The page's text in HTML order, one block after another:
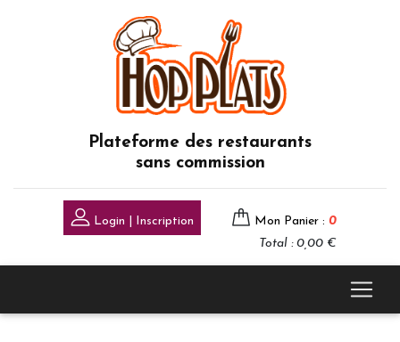
Plateforme des restaurants
sans commission
Login | Inscription Mon Panier : 0
Total : 0,00 €